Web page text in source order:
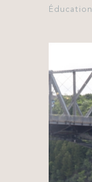
Éducation